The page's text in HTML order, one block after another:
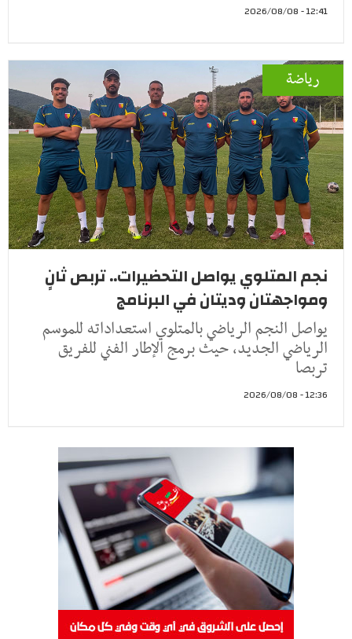
12:41 - 2026/08/08
رياضة
نجم المتلوي يواصل التحضيرات.. تربص ثانٍ
ومواجهتان وديتان في البرنامج
يواصل النجم الرياضي بالمتلوي استعداداته للموسم
الرياضي الجديد، حيث برمج الإطار الفني للفريق
تربصا
12:36 - 2026/08/08